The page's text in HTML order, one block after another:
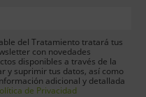
del Tratamiento tratará tus
con novedades
disponibles a través de la
y suprimir tus datos, así como
adicional y detallada
de Privacidad